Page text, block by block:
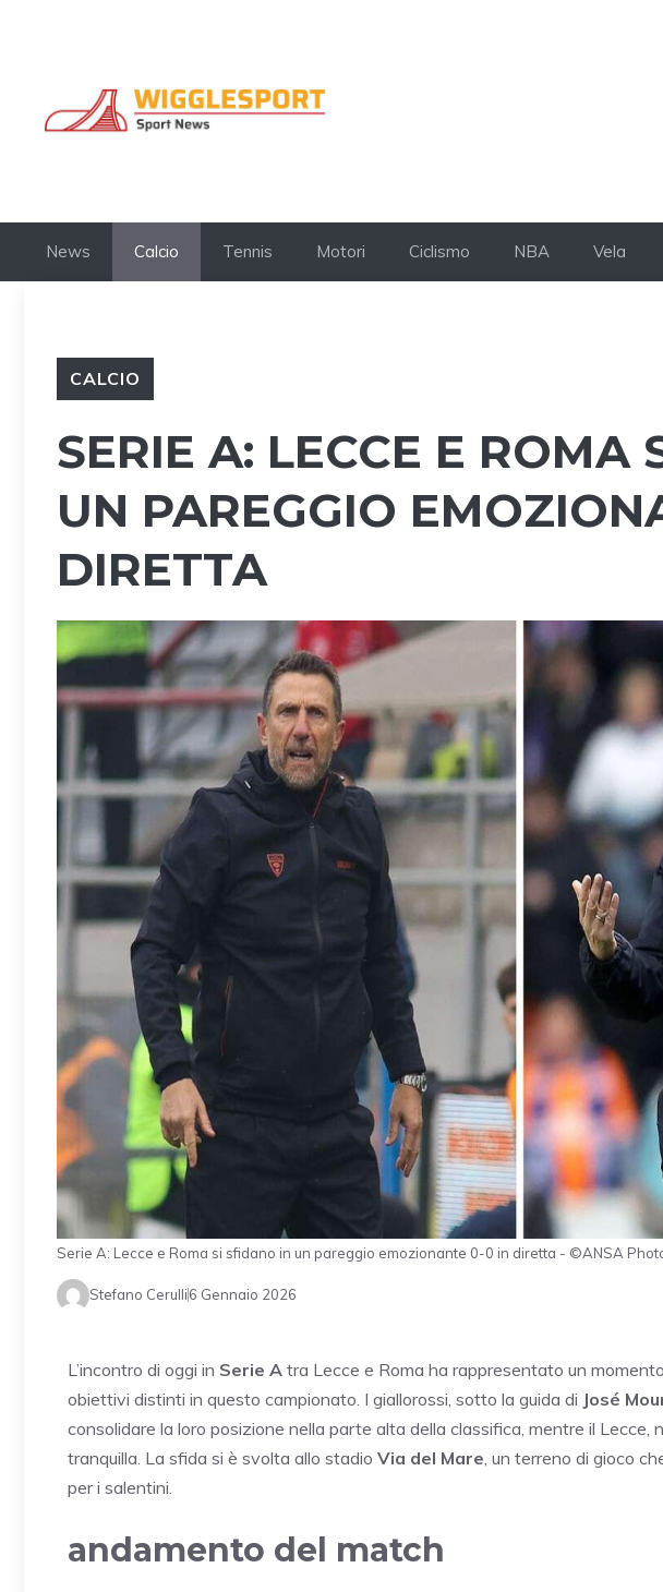
News Calcio Tennis Motori Ciclismo NBA Vela
CALCIO
SERIE A: LECCE E ROMA
UN PAREGGIO
DIRETTA
Serie A: Lecce e Roma si sfidano in un pareggio emozionante 0-0 in diretta - ©ANSA
Stefano Cerulli6 Gennaio 2026
L’incontro di oggi in Serie A tra Lecce e Roma ha rappresentato un
obiettivi distinti in questo campionato. I giallorossi, sotto la guida di José
consolidare la loro posizione nella parte alta della classifica, mentre il Lecce,
tranquilla. La sfida si è svolta allo stadio Via del Mare , un terreno di gioco
per i salentini.
andamento del match